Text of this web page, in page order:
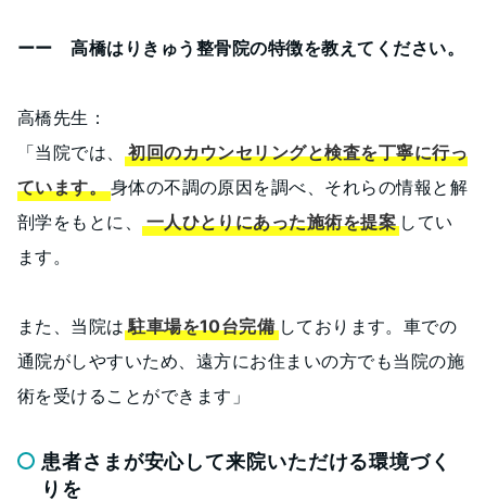
ーー 高橋はりきゅう整骨院の特徴を教えてください。
高橋先生：
「当院では、
初回のカウンセリングと検査を丁寧に行っ
ています。身体の不調の原因を調べ、それらの情報と解
剖学をもとに、一人ひとりにあった施術を提案 してい
ます。
また、当院は 駐車場を10台完備しております。車での
通院がしやすいため、遠方にお住まいの方でも当院の施
術を受けることができます」
患者さまが安心して来院いただける環境づく
りを